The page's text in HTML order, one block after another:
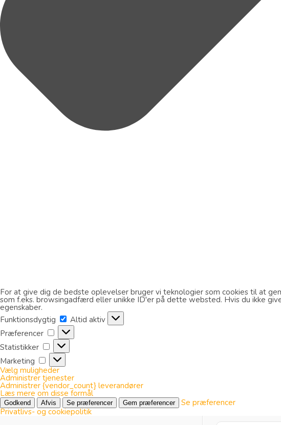
For at give dig de bedste oplevelser bruger vi teknologier som cookies til at
som f.eks. browsingadfærd eller unikke ID'er på dette websted. Hvis du ikke
egenskaber.
Funktionsdygtig
Funktionsdygtig
Altid aktiv
Præferencer
Præferencer
Statistikker
Statistikker
Marketing
Marketing
Vælg muligheder
Administrer tjenester
Administrer {vendor_count} leverandører
Læs mere om disse formål
Godkend Afvis Se præferencer Gem præferencer
Se præferencer
Privatlivs- og cookiepolitik